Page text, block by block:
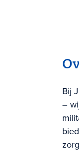
Bij
–